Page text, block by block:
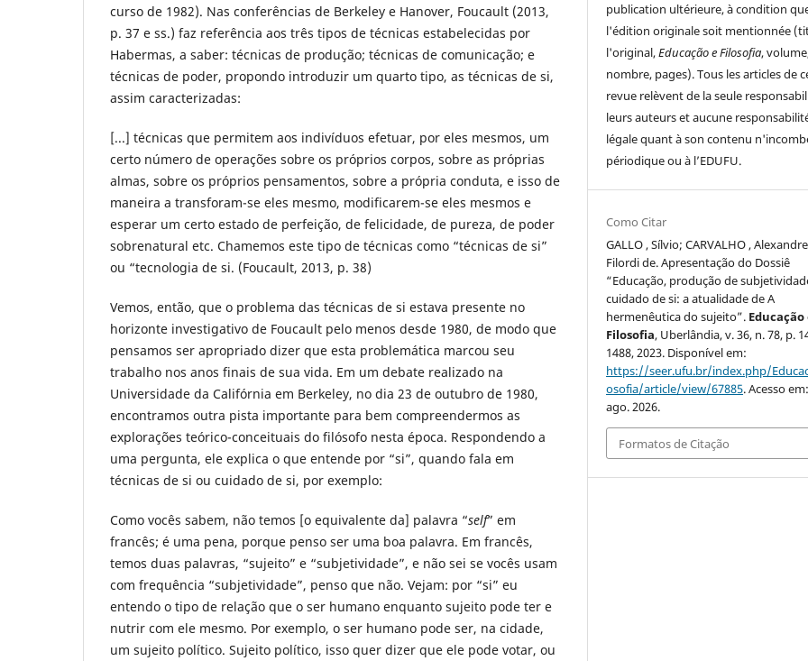
curso de 1982). Nas conferências de Berkeley e Hanover, Foucault (2013,
p. 37 e ss.) faz referência aos três tipos de técnicas estabelecidas por
Habermas, a saber: técnicas de produção; técnicas de comunicação; e
técnicas de poder, propondo introduzir um quarto tipo, as técnicas de si,
assim caracterizadas:
[...] técnicas que permitem aos indivíduos efetuar, por eles mesmos, um
certo número de operações sobre os próprios corpos, sobre as próprias
almas, sobre os próprios pensamentos, sobre a própria conduta, e isso de
maneira a transforam-se eles mesmo, modificarem-se eles mesmos e
esperar um certo estado de perfeição, de felicidade, de pureza, de poder
sobrenatural etc. Chamemos este tipo de técnicas como “técnicas de si”
ou “tecnologia de si. (Foucault, 2013, p. 38)
Vemos, então, que o problema das técnicas de si estava presente no
horizonte investigativo de Foucault pelo menos desde 1980, de modo que
pensamos ser apropriado dizer que esta problemática marcou seu
trabalho nos anos finais de sua vida. Em um debate realizado na
Universidade da Califórnia em Berkeley, no dia 23 de outubro de 1980,
encontramos outra pista importante para bem compreendermos as
explorações teórico-conceituais do filósofo nesta época. Respondendo a
uma pergunta, ele explica o que entende por “si”, quando fala em
técnicas de si ou cuidado de si, por exemplo:
Como vocês sabem, não temos [o equivalente da] palavra “self” em
francês; é uma pena, porque penso ser uma boa palavra. Em francês,
temos duas palavras, “sujeito” e “subjetividade”, e não sei se vocês usam
com frequência “subjetividade”, penso que não. Vejam: por “si” eu
entendo o tipo de relação que o ser humano enquanto sujeito pode ter e
nutrir com ele mesmo. Por exemplo, o ser humano pode ser, na cidade,
um sujeito político. Sujeito político, isso quer dizer que ele pode votar, ou
publication ultérieure, à condition
l'édition originale soit mentionnée
l'original,Educação e Filosofia,
nombre, pages). Tous les articles de
revue relèvent de la seule
leurs auteurs et aucune
légale quant à son contenu
périodique ou à l’EDUFU.
Como Citar
GALLO , Sílvio; CARVALHO , Alexandre
Filordi de. Apresentação do Dossiê
“Educação, produção de
cuidado de si: a atualidade de A
hermenêutica do sujeito”. Educação
Filosofia, Uberlândia, v. 36, n. 78, p.
1488, 2023. Disponível em:
https://seer.ufu.br/index.php/
osofia/article/view/67885. Acesso
ago. 2026.
Formatos de Citação